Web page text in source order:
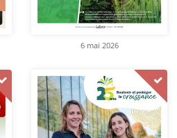
6 mai 2026